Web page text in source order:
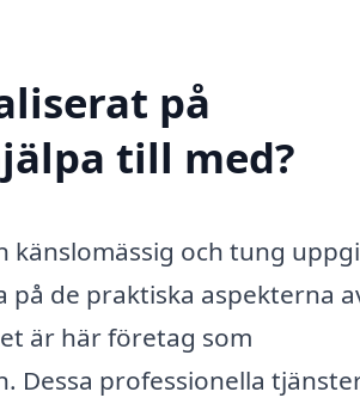
på
till med?
känslomässig och tung
de praktiska aspekterna
är här företag som
Dessa professionella